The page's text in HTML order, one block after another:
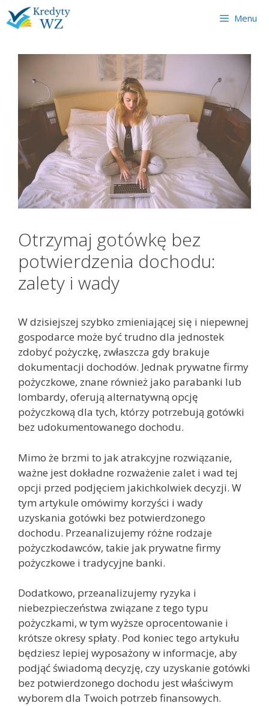
Skip
to
Menu
Otrzymaj gotówkę bez
potwierdzenia dochodu:
zalety i wady
W dzisiejszej szybko zmieniającej się i niepewnej
gospodarce może być trudno dla jednostek
zdobyć pożyczkę, zwłaszcza gdy brakuje
dokumentacji dochodów. Jednak prywatne firmy
pożyczkowe, znane również jako parabanki lub
lombardy, oferują alternatywną opcję
pożyczkową dla tych, którzy potrzebują gotówki
bez udokumentowanego dochodu.
Mimo że brzmi to jak atrakcyjne rozwiązanie,
ważne jest dokładne rozważenie zalet i wad tej
opcji przed podjęciem jakichkolwiek decyzji. W
tym artykule omówimy korzyści i wady
uzyskania gotówki bez potwierdzonego
dochodu. Przeanalizujemy różne rodzaje
pożyczkodawców, takie jak prywatne firmy
pożyczkowe i tradycyjne banki.
Dodatkowo, przeanalizujemy ryzyka i
niebezpieczeństwa związane z tego typu
pożyczkami, w tym wyższe oprocentowanie i
krótsze okresy spłaty. Pod koniec tego artykułu
będziesz lepiej wyposażony w informacje, aby
podjąć świadomą decyzję, czy uzyskanie gotówki
bez potwierdzonego dochodu jest właściwym
wyborem dla Twoich potrzeb finansowych.